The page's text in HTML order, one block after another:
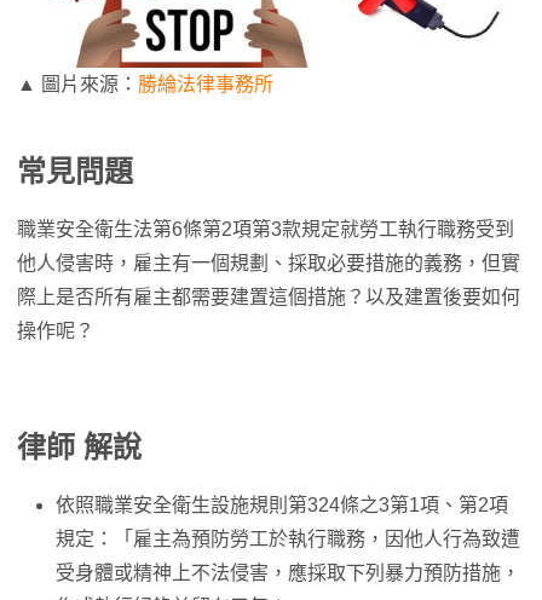
▲ 圖片來源： 勝綸法律事務所
常見問題
職業安全衛生法第6條第2項第3款規定就勞工執行職務受到
他人侵害時，雇主有一個規劃、採取必要措施的義務，但實
際上是否所有雇主都需要建置這個措施？以及建置後要如何
操作呢？
律師 解說
依照職業安全衛生設施規則第324條之3第1項、第2項
規定：「雇主為預防勞工於執行職務，因他人行為致遭
受身體或精神上不法侵害，應採取下列暴力預防措施，